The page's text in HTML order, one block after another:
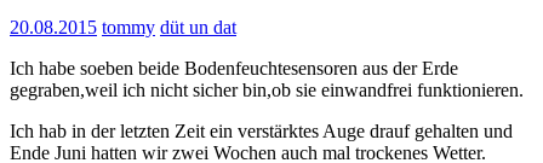
20.08.2015 tommy düt un dat
Ich habe soeben beide Bodenfeuchtesensoren aus der Erde
gegraben,weil ich nicht sicher bin,ob sie einwandfrei funktionieren.
Ich hab in der letzten Zeit ein verstärktes Auge drauf gehalten und
Ende Juni hatten wir zwei Wochen auch mal trockenes Wetter.